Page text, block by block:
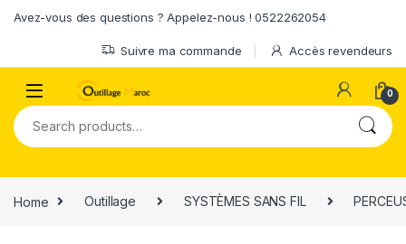
Avez-vous des questions ? Appelez-nous ! 0522262054
Suivre ma commande Accès revendeurs
0
Search for:
Home Outillage SYSTÈMES SANS FIL